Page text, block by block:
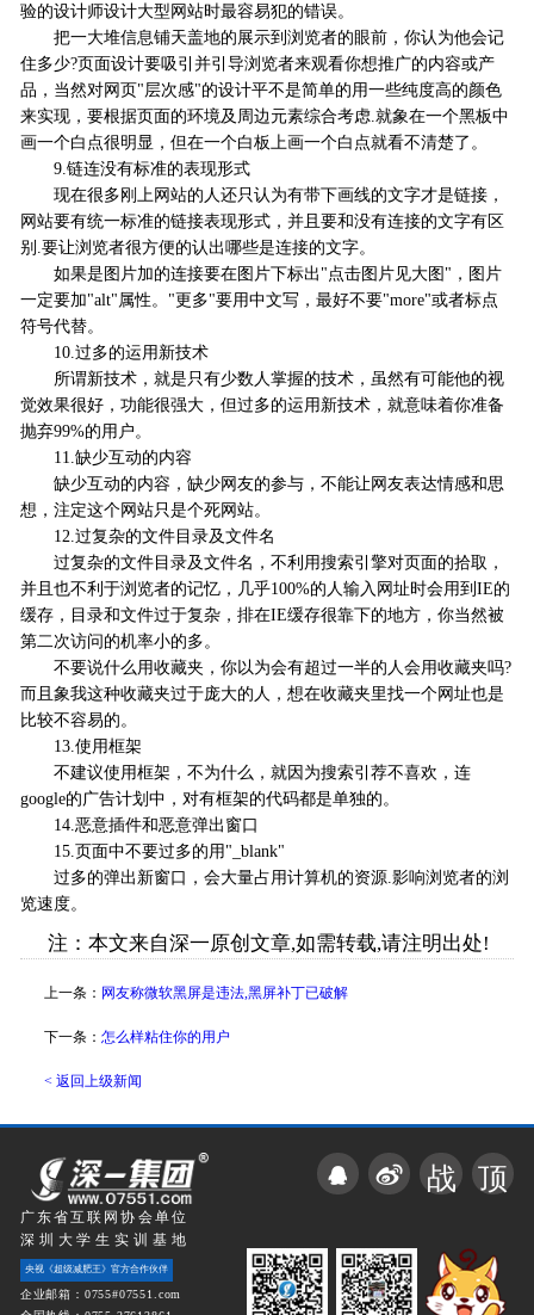
验的设计师设计大型网站时最容易犯的错误。
把一大堆信息铺天盖地的展示到浏览者的眼前，你认为他会记
住多少?页面设计要吸引并引导浏览者来观看你想推广的内容或产
品，当然对网页"层次感"的设计平不是简单的用一些纯度高的颜色
来实现，要根据页面的环境及周边元素综合考虑.就象在一个黑板中
画一个白点很明显，但在一个白板上画一个白点就看不清楚了。
9.链连没有标准的表现形式
现在很多刚上网站的人还只认为有带下画线的文字才是链接，
网站要有统一标准的链接表现形式，并且要和没有连接的文字有区
别.要让浏览者很方便的认出哪些是连接的文字。
如果是图片加的连接要在图片下标出"点击图片见大图"，图片
一定要加"alt"属性。"更多"要用中文写，最好不要"more"或者标点
符号代替。
10.过多的运用新技术
所谓新技术，就是只有少数人掌握的技术，虽然有可能他的视
觉效果很好，功能很强大，但过多的运用新技术，就意味着你准备
抛弃99%的用户。
11.缺少互动的内容
缺少互动的内容，缺少网友的参与，不能让网友表达情感和思
想，注定这个网站只是个死网站。
12.过复杂的文件目录及文件名
过复杂的文件目录及文件名，不利用搜索引擎对页面的拾取，
并且也不利于浏览者的记忆，几乎100%的人输入网址时会用到IE的
缓存，目录和文件过于复杂，排在IE缓存很靠下的地方，你当然被
第二次访问的机率小的多。
不要说什么用收藏夹，你以为会有超过一半的人会用收藏夹吗?
而且象我这种收藏夹过于庞大的人，想在收藏夹里找一个网址也是
比较不容易的。
13.使用框架
不建议使用框架，不为什么，就因为搜索引荐不喜欢，连
google的广告计划中，对有框架的代码都是单独的。
14.恶意插件和恶意弹出窗口
15.页面中不要过多的用"_blank"
过多的弹出新窗口，会大量占用计算机的资源.影响浏览者的浏
览速度。
注：本文来自深一原创文章,如需转载,请注明出处!
上一条： 网友称微软黑屏是违法,黑屏补丁已破解
下一条： 怎么样粘住你的用户
< 返回上级新闻
广东省互联网协会单位
深圳大学生实训基地
央视《超级减肥王》官方合作伙伴
企业邮箱：0755#07551.com
战 顶